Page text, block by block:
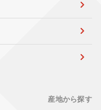
産地から探す